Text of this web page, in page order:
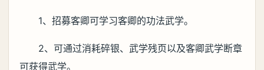
1、招募客卿可学习客卿的功法武学。
2、可通过消耗碎银、武学残页以及客卿武学断章
可获得武学。